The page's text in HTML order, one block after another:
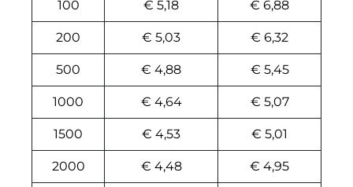
100 € 5,18 € 6,88
200 € 5,03 € 6,32
500 € 4,88 € 5,45
1000 € 4,64 € 5,07
1500 € 4,53 € 5,01
2000 € 4,48 € 4,95